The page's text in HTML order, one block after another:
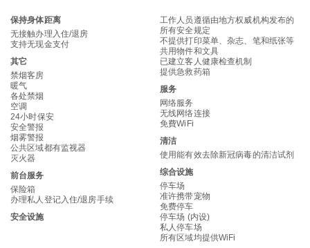
保持身体距离
无接触办理入住/退房
支持无现金支付
其它
禁烟客房
暖气
各处禁烟
空调
24小时保安
安全警报
烟雾警报
公共区域都有监视器
灭火器
前台服务
保险箱
办理私人登记入住/退房手续
安全设施
工作人员遵循由地方权威机构发布的
所有安全规定
不提供打印菜单、杂志、笔和纸张等
共用物件和文具
已建立客人健康检查机制
提供急救药箱
服务
网络服务
无线网络连接
免費WiFi
清洁
使用能有效去除新冠病毒的清洁试剂
综合设施
停车场
准许携带宠物
免费停车
停车场 (内设)
私人停车场
所有区域均提供WiFi